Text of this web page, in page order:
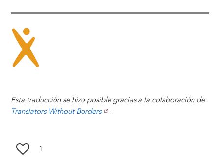
Image
Esta traducción se hizo posible gracias a la colaboración de
Translators Without Borders
.
1